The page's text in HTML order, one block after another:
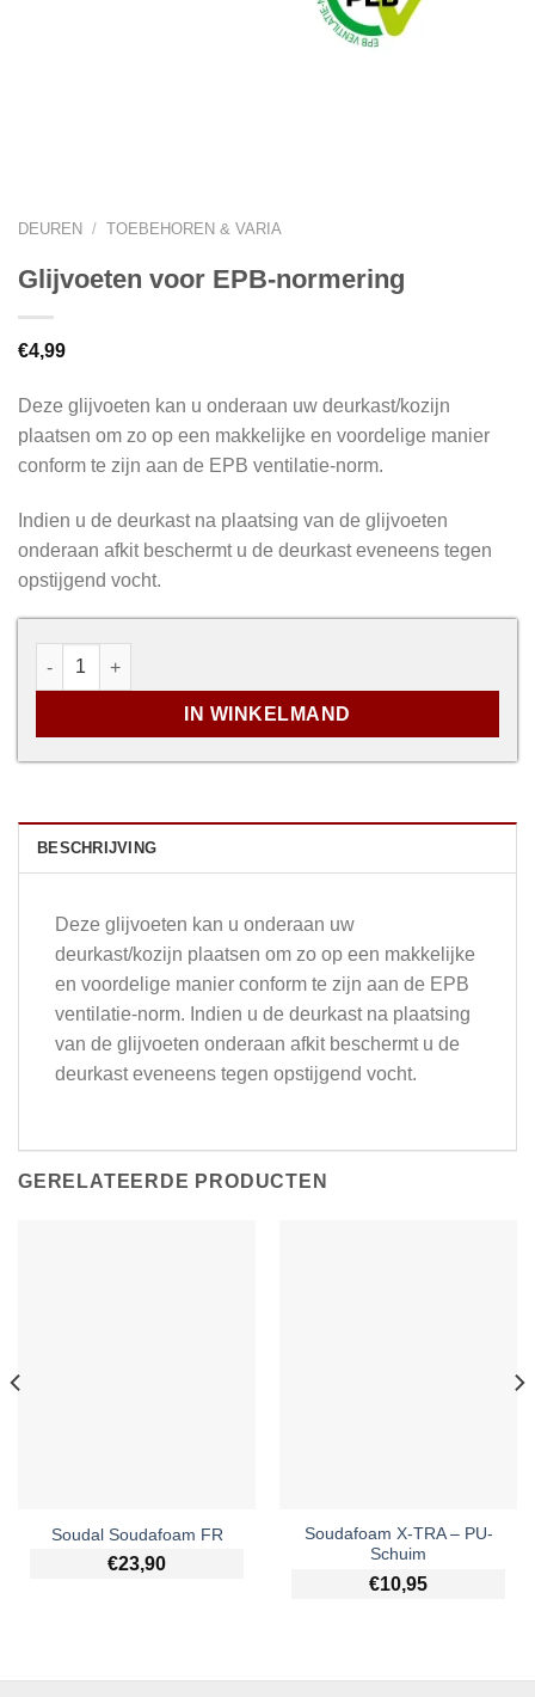
DEUREN / TOEBEHOREN & VARIA
Glijvoeten voor EPB-normering
€4,99
Deze glijvoeten kan u onderaan uw deurkast/kozijn
plaatsen om zo op een makkelijke en voordelige manier
conform te zijn aan de EPB ventilatie-norm.
Indien u de deurkast na plaatsing van de glijvoeten
onderaan afkit beschermt u de deurkast eveneens tegen
opstijgend vocht.
Glijvoeten voor EPB-normering aantal
IN WINKELMAND
BESCHRIJVING
Deze glijvoeten kan u onderaan uw
deurkast/kozijn plaatsen om zo op een makkelijke
en voordelige manier conform te zijn aan de EPB
ventilatie-norm. Indien u de deurkast na plaatsing
van de glijvoeten onderaan afkit beschermt u de
deurkast eveneens tegen opstijgend vocht.
GERELATEERDE PRODUCTEN
Soudal Soudafoam FR
€23,90
Soudafoam X-TRA – PU-
Schuim
€10,95